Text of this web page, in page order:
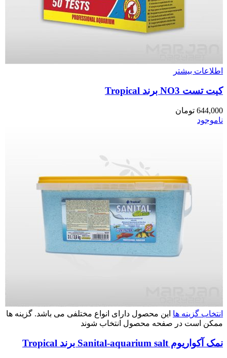
اطلاعات بیشتر
کیت تست NO3 برند Tropical
644,000 تومان
ناموجود
انتخاب گزینه ها این محصول دارای انواع مختلفی می باشد. گزینه ها
ممکن است در صفحه محصول انتخاب شوند
نمک آکواریوم Sanital-aquarium salt برند Tropical